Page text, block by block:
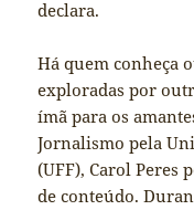
declara.
Há quem conheça
exploradas por
ímã para os
Jornalismo pela
(UFF), Carol Peres
de conteúdo.